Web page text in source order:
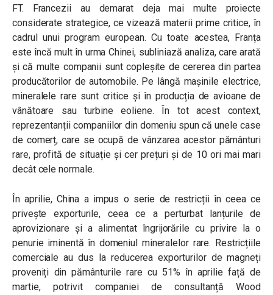
FT. Francezii au demarat deja mai multe proiecte
considerate strategice, ce vizează materii prime critice, în
cadrul unui program european. Cu toate acestea, Franța
este încă mult în urma Chinei, subliniază analiza, care arată
și că multe companii sunt copleșite de cererea din partea
producătorilor de automobile. Pe lângă mașinile electrice,
mineralele rare sunt critice și în producția de avioane de
vânătoare sau turbine eoliene. În tot acest context,
reprezentanții companiilor din domeniu spun că unele case
de comerț, care se ocupă de vânzarea acestor pământuri
rare, profită de situație și cer prețuri și de 10 ori mai mari
decât cele normale.
În aprilie, China a impus o serie de restricții în ceea ce
privește exporturile, ceea ce a perturbat lanțurile de
aprovizionare și a alimentat îngrijorările cu privire la o
penurie iminentă în domeniul mineralelor rare. Restricțiile
comerciale au dus la reducerea exporturilor de magneți
proveniți din pământurile rare cu 51% în aprilie față de
martie, potrivit companiei de consultanță Wood